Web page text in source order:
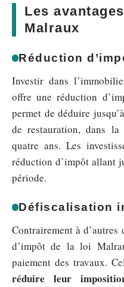
Les
Malraux
Réduction
Investir dans
offre une réduction
permet de déduire
de restauration, dans
quatre ans. Les
réduction d’impôt allant
période.
Défiscalisation
Contrairement à
d’impôt de la loi
paiement des travaux.
réduire leur